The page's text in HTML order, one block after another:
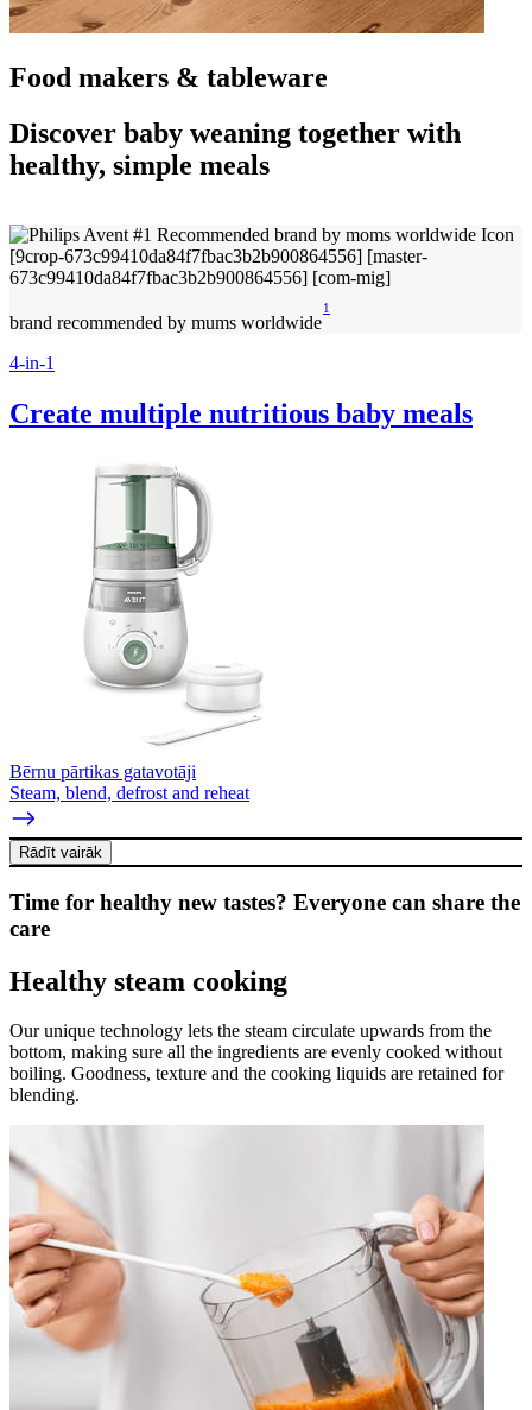
Food makers & tableware
Discover baby weaning together with
healthy, simple meals
brand recommended by mums worldwide
1
4-in-1
Create multiple nutritious baby meals
Bērnu pārtikas gatavotāji
Steam, blend, defrost and reheat
Rādīt vairāk
Time for healthy new tastes? Everyone can share the
care
Healthy steam cooking
Our unique technology lets the steam circulate upwards from the
bottom, making sure all the ingredients are evenly cooked without
boiling. Goodness, texture and the cooking liquids are retained for
blending.